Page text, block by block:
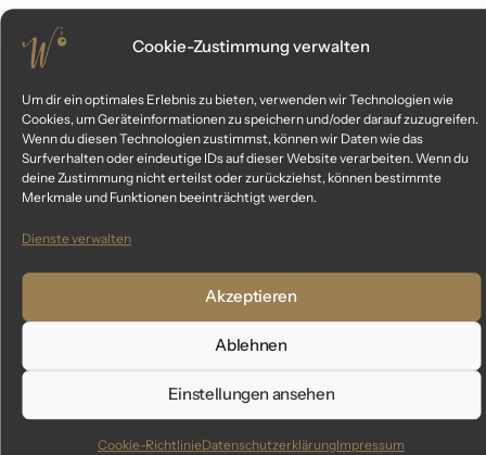
Cookie-Zustimmung verwalten
Um dir ein optimales Erlebnis zu bieten, verwenden wir Technologien wie
Cookies, um Geräteinformationen zu speichern und/oder darauf zuzugreifen.
Wenn du diesen Technologien zustimmst, können wir Daten wie das
Surfverhalten oder eindeutige IDs auf dieser Website verarbeiten. Wenn du
deine Zustimmung nicht erteilst oder zurückziehst, können bestimmte
Merkmale und Funktionen beeinträchtigt werden.
Dienste verwalten
Akzeptieren
Ablehnen
Einstellungen ansehen
Cookie-RichtlinieDatenschutzerklärungImpressum
Ähnliche Produkte
Das könnte dir auch gefallen